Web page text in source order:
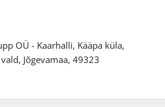
OÜ - Kaarhalli, Kääpa küla,
Jõgevamaa, 49323